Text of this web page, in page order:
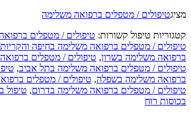
מציגטיפולים / מטפלים ברפואה משלימה
קטגוריות טיפול קשורות: טיפולים / מטפלים
טיפולים / מטפלים ברפואה משלימה בחיפה והקריות
ברפואה משלימה בשרון, טיפולים / מטפלים
טיפולים / מטפלים ברפואה משלימה בתל אביב,
ברפואה משלימה בשפלה, טיפולים / מטפלים
טיפולים / מטפלים ברפואה משלימה בדרום, טיפול
בכוסות רוח